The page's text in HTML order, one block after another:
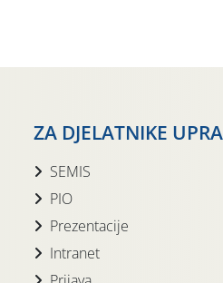
ZA DJELATNIKE
SEMIS
PIO
Prezentacije
Intranet